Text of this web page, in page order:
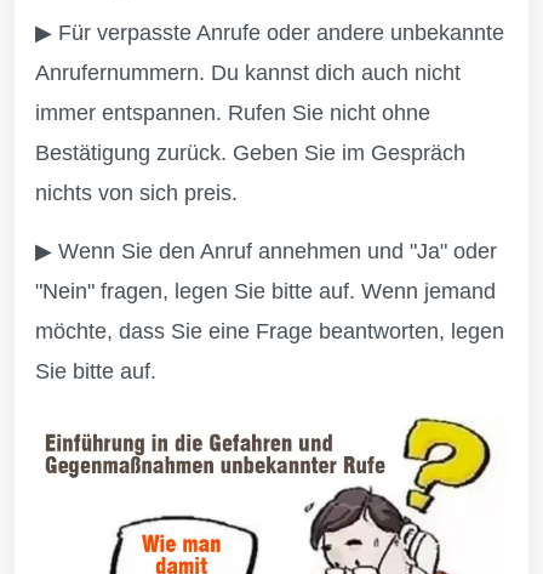
▶ Für verpasste Anrufe oder andere unbekannte
Anrufernummern. Du kannst dich auch nicht
immer entspannen. Rufen Sie nicht ohne
Bestätigung zurück. Geben Sie im Gespräch
nichts von sich preis.
▶ Wenn Sie den Anruf annehmen und "Ja" oder
"Nein" fragen, legen Sie bitte auf. Wenn jemand
möchte, dass Sie eine Frage beantworten, legen
Sie bitte auf.